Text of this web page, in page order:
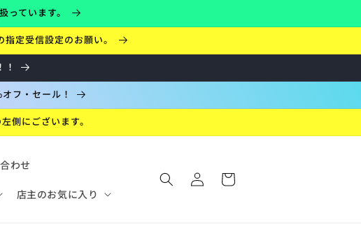
ています。
定受信設定のお願い。
フ・セール！
側にございます。
わせ
店主のお気に入り
グ
イ
ー